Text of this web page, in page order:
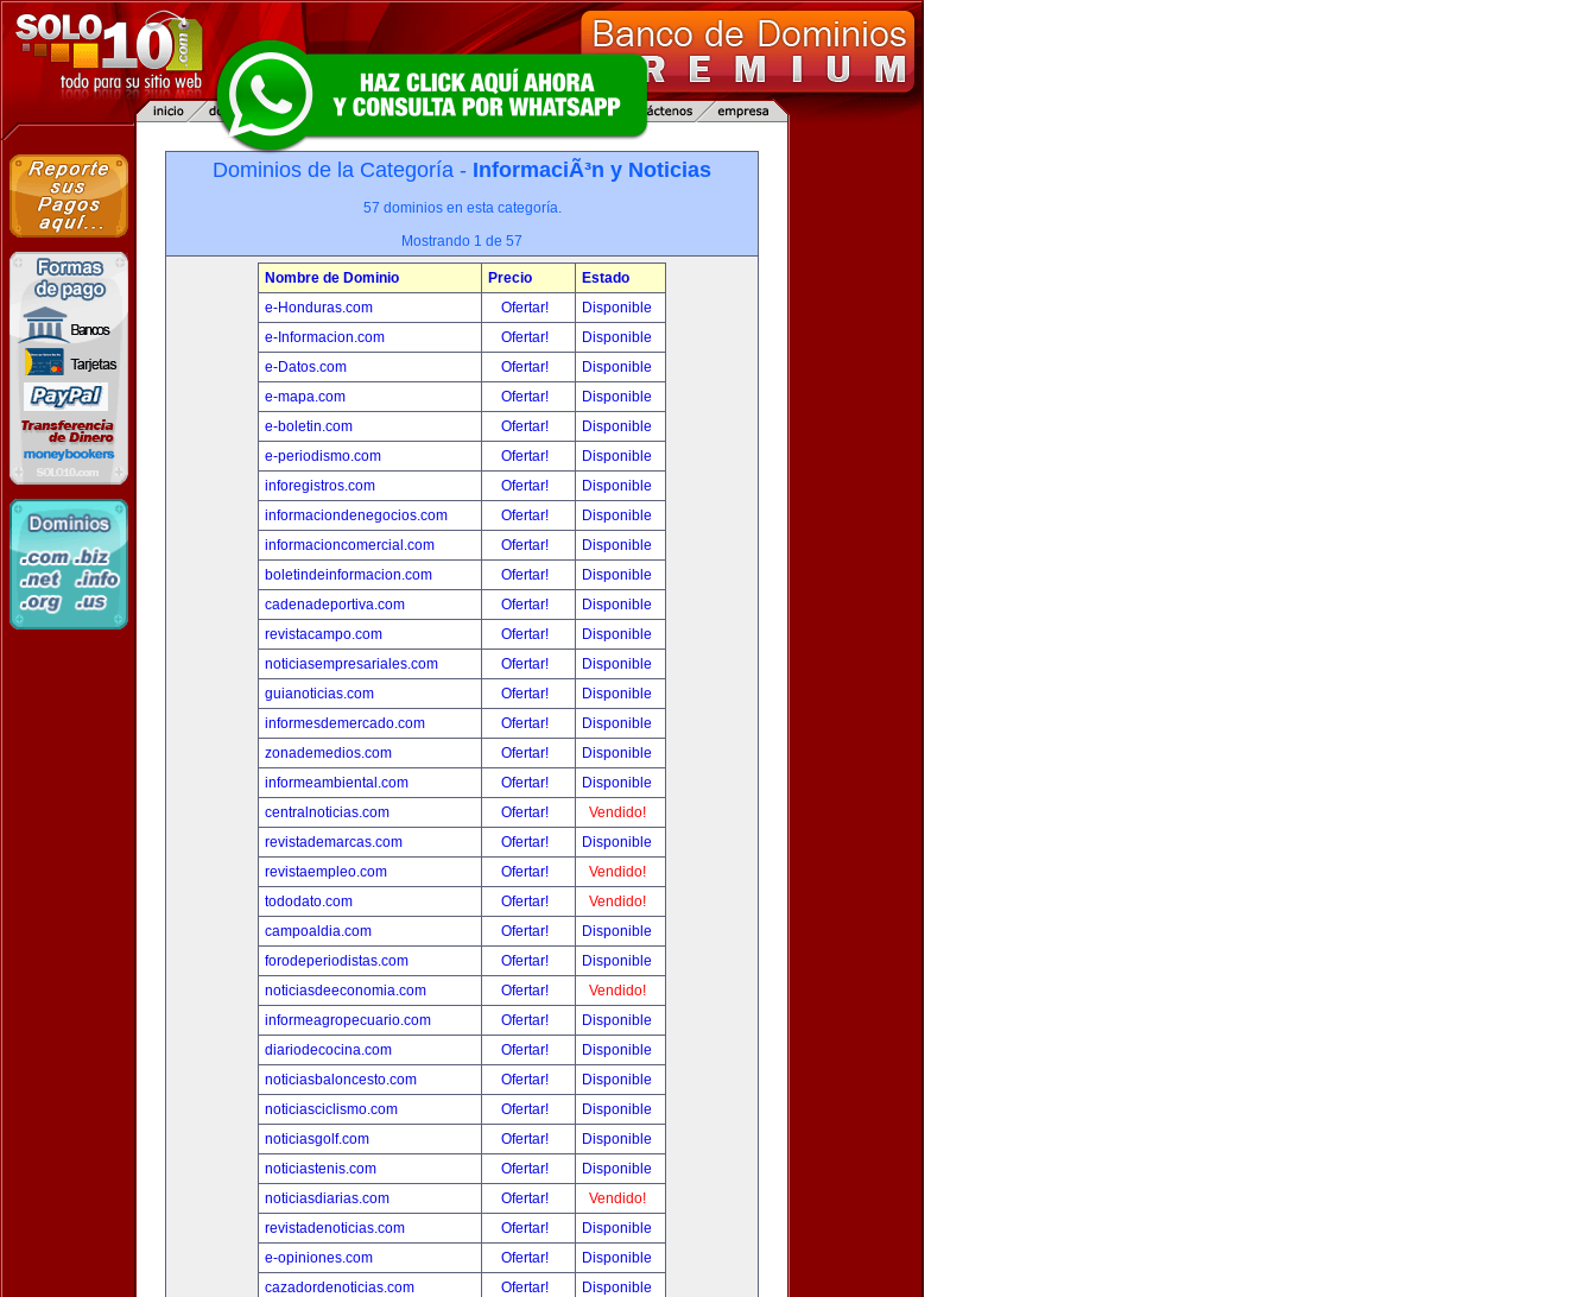
Dominios de la Categoría - InformaciÃ³n y Noticias
57 dominios en esta categoría.
Mostrando 1 de 57
Nombre de Dominio Precio
Estado
e-Honduras.com
Ofertar!
Disponible
e-Informacion.com
Ofertar!
Disponible
e-Datos.com
Ofertar!
Disponible
e-mapa.com
Ofertar!
Disponible
e-boletin.com
Ofertar!
Disponible
e-periodismo.com
Ofertar!
Disponible
inforegistros.com
Ofertar!
Disponible
informaciondenegocios.com
Ofertar!
Disponible
informacioncomercial.com
Ofertar!
Disponible
boletindeinformacion.com
Ofertar!
Disponible
cadenadeportiva.com
Ofertar!
Disponible
revistacampo.com
Ofertar!
Disponible
noticiasempresariales.com
Ofertar!
Disponible
guianoticias.com
Ofertar!
Disponible
informesdemercado.com
Ofertar!
Disponible
zonademedios.com
Ofertar!
Disponible
informeambiental.com
Ofertar!
Disponible
centralnoticias.com
Ofertar!
Vendido!
revistademarcas.com
Ofertar!
Disponible
revistaempleo.com
Ofertar!
Vendido!
tododato.com
Ofertar!
Vendido!
campoaldia.com
Ofertar!
Disponible
forodeperiodistas.com
Ofertar!
Disponible
noticiasdeeconomia.com
Ofertar!
Vendido!
informeagropecuario.com
Ofertar!
Disponible
diariodecocina.com
Ofertar!
Disponible
noticiasbaloncesto.com
Ofertar!
Disponible
noticiasciclismo.com
Ofertar!
Disponible
noticiasgolf.com
Ofertar!
Disponible
noticiastenis.com
Ofertar!
Disponible
noticiasdiarias.com
Ofertar!
Vendido!
revistadenoticias.com
Ofertar!
Disponible
e-opiniones.com
Ofertar!
Disponible
cazadordenoticias.com
Ofertar!
Disponible